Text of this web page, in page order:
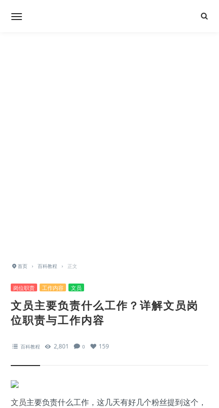
首页 › 百科教程 › 正文
岗位职责 工作内容 文员
文员主要负责什么工作？详解文员岗
位职责与工作内容
百科教程 2,801 0 159
文员主要负责什么工作，这几天有好几个粉丝提到这个，